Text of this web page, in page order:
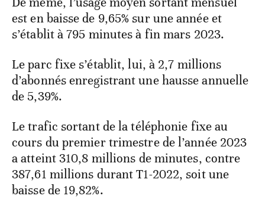
est en baisse de 9,65% sur une année et
s’établit à 795 minutes à fin mars 2023.
Le parc fixe s’établit, lui, à 2,7 millions
d’abonnés enregistrant une hausse annuelle
de 5,39%.
Le trafic sortant de la téléphonie fixe au
cours du premier trimestre de l’année 2023
a atteint 310,8 millions de minutes, contre
387,61 millions durant T1-2022, soit une
baisse de 19,82%.